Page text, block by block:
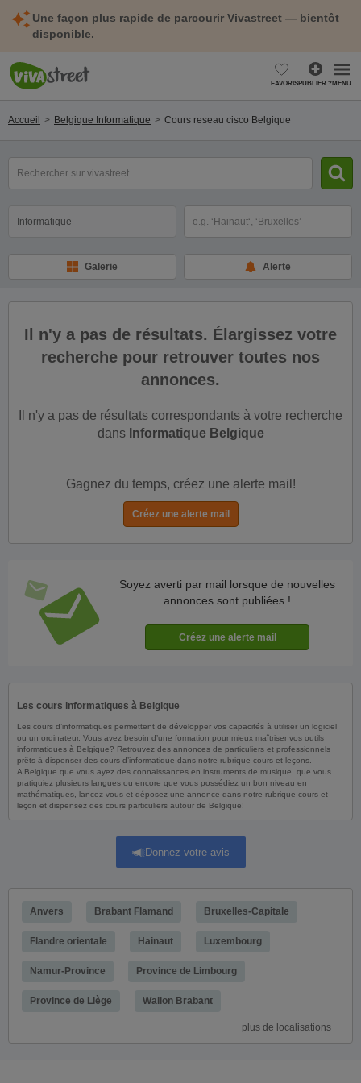
Une façon plus rapide de parcourir Vivastreet — bientôt
disponible.
FAVORISPUBLIER ?MENU
Accueil Belgique Informatique Cours reseau cisco Belgique
clé(s)
Galerie Alerte
Il n'y a pas de résultats. Élargissez votre
recherche pour retrouver toutes nos
annonces.
Il n'y a pas de résultats correspondants à votre recherche
dans Informatique Belgique
Gagnez du temps, créez une alerte mail!
Soyez averti par mail lorsque de nouvelles
annonces sont publiées !
Les cours informatiques à Belgique
Les cours d’informatiques permettent de développer vos capacités à utiliser un logiciel
ou un ordinateur. Vous avez besoin d’une formation pour mieux maîtriser vos outils
informatiques à Belgique? Retrouvez des annonces de particuliers et professionnels
prêts à dispenser des cours d’informatique dans notre rubrique cours et leçons.
A Belgique que vous ayez des connaissances en instruments de musique, que vous
pratiquiez plusieurs langues ou encore que vous possédiez un bon niveau en
mathématiques, lancez-vous et déposez une annonce dans notre rubrique cours et
leçon et dispensez des cours particuliers autour de Belgique!
Donnez votre avis
Anvers Brabant Flamand Bruxelles-Capitale
Flandre orientale Hainaut Luxembourg
Namur-Province Province de Limbourg
Province de Liège Wallon Brabant
plus de localisations